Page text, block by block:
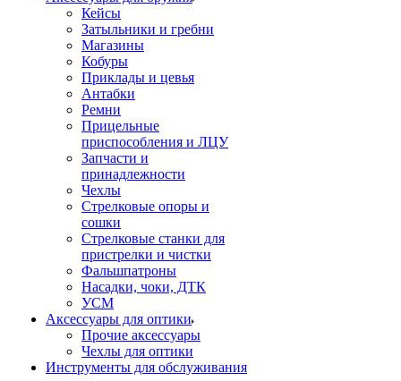
Кейсы
Затыльники и гребни
Магазины
Кобуры
Приклады и цевья
Антабки
Ремни
Прицельные
приспособления и ЛЦУ
Запчасти и
принадлежности
Чехлы
Стрелковые опоры и
сошки
Стрелковые станки для
пристрелки и чистки
Фальшпатроны
Насадки, чоки, ДТК
УСМ
Аксессуары для оптики
Прочие аксессуары
Чехлы для оптики
Инструменты для обслуживания